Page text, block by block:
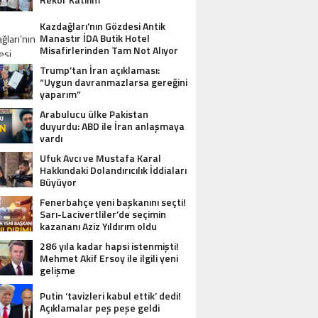
Kazdağları’nın Gözdesi Antik
Manastır İDA Butik Hotel
Misafirlerinden Tam Not Alıyor
Trump’tan İran açıklaması:
“Uygun davranmazlarsa gereğini
yaparım”
Arabulucu ülke Pakistan
duyurdu: ABD ile İran anlaşmaya
vardı
Ufuk Avcı ve Mustafa Karal
Hakkındaki Dolandırıcılık İddiaları
Büyüyor
Fenerbahçe yeni başkanını seçti!
Sarı-Lacivertliler’de seçimin
kazananı Aziz Yıldırım oldu
286 yıla kadar hapsi istenmişti!
Mehmet Akif Ersoy ile ilgili yeni
gelişme
Putin ‘tavizleri kabul ettik’ dedi!
Açıklamalar peş peşe geldi